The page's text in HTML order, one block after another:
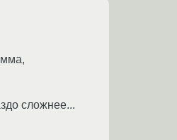
сложнее...